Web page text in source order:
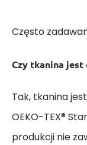
Często
Czy tkanina
Tak, tkanina
OEKO-TEX®
produkcji nie